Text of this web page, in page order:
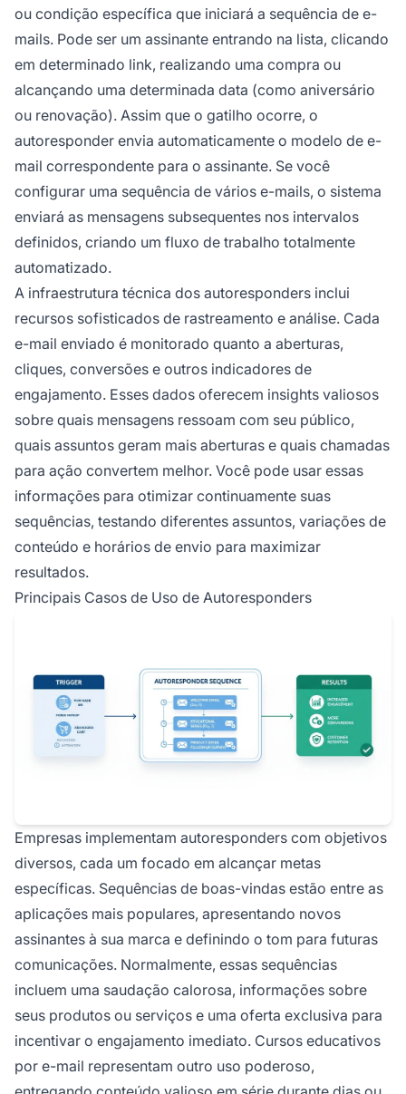
ou condição específica que iniciará a sequência de e-
mails. Pode ser um assinante entrando na lista, clicando
em determinado link, realizando uma compra ou
alcançando uma determinada data (como aniversário
ou renovação). Assim que o gatilho ocorre, o
autoresponder envia automaticamente o modelo de e-
mail correspondente para o assinante. Se você
configurar uma sequência de vários e-mails, o sistema
enviará as mensagens subsequentes nos intervalos
definidos, criando um fluxo de trabalho totalmente
automatizado.
A infraestrutura técnica dos autoresponders inclui
recursos sofisticados de rastreamento e análise. Cada
e-mail enviado é monitorado quanto a aberturas,
cliques, conversões e outros indicadores de
engajamento. Esses dados oferecem insights valiosos
sobre quais mensagens ressoam com seu público,
quais assuntos geram mais aberturas e quais chamadas
para ação convertem melhor. Você pode usar essas
informações para otimizar continuamente suas
sequências, testando diferentes assuntos, variações de
conteúdo e horários de envio para maximizar
resultados.
Principais Casos de Uso de Autoresponders
Empresas implementam autoresponders com objetivos
diversos, cada um focado em alcançar metas
específicas. Sequências de boas-vindas estão entre as
aplicações mais populares, apresentando novos
assinantes à sua marca e definindo o tom para futuras
comunicações. Normalmente, essas sequências
incluem uma saudação calorosa, informações sobre
seus produtos ou serviços e uma oferta exclusiva para
incentivar o engajamento imediato. Cursos educativos
por e-mail representam outro uso poderoso,